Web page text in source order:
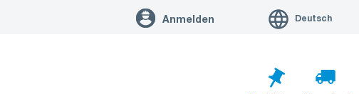
Anmelden Deutsch